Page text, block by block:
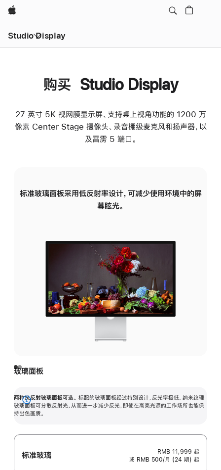
Apple
Studio Display
购买 Studio Display
27 英寸 5K 视网膜显示屏、支持桌上视角功能的 1200 万
像素 Center Stage 摄像头、录音棚级麦克风和扬声器，以
及雷雳 5 端口。
标准玻璃面板采用低反射率设计，可减少使用环境中的屏
幕眩光。
玻璃面板
两种抗反射玻璃面板可选。 标配的玻璃面板经过特别设计，反光率极低。纳米纹理
玻璃面板可分散反射光，从而进一步减少反光，即使在高亮光源的工作场所也能保
持出色画质。
展
开
标准玻璃 RMB 11,999 起
或 RMB 500/月 (24 期) 起